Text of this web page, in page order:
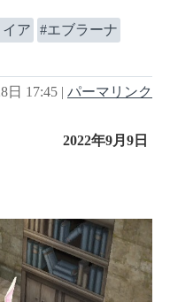
イア
エブラーナ
日 17:45 | パーマリンク
2022年9月9日